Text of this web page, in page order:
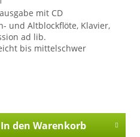
mit CD
und Altblockflöte, Klavier,
ad lib.
bis mittelschwer
In den Warenkorb